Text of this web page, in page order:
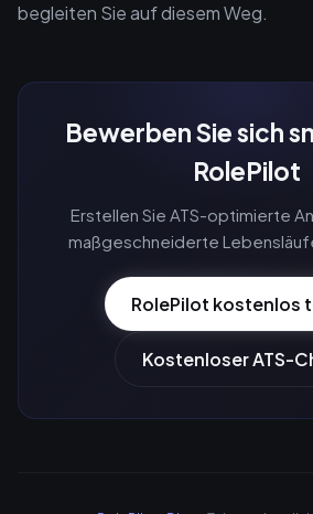
begleiten Sie auf diesem Weg.
Bewerben Sie sich
RolePilot
Erstellen Sie ATS-optimierte
maßgeschneiderte
RolePilot kostenlos
Kostenloser ATS-